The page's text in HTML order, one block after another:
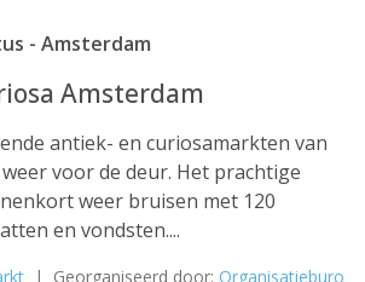
- Amsterdam
Amsterdam
antiek- en curiosamarkten van
voor de deur. Het prachtige
weer bruisen met 120
en vondsten....
| Georganiseerd door: Organisatieburo